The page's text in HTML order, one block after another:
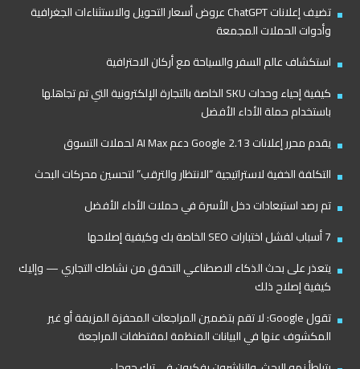
تضيف إعلانات ChatGPT عروض أسعار التحويل والاستثناءات الجغرافية
وأدوات الحملات المجمعة
استكشاف عالم السفر والسياحة مع أركان الاحترافية
كيفية إحياء وحدات SKU الخاصة بالتجارة الإلكترونية التي تم تجاهلها
باستخدام حملة الأداء الأفضل
يقدم محرر إعلانات Google 2.13 دعم AI Max لحملات التسوق
التكلفة الخفية لاستراتيجية “الانتظار والترقب” لتحسين محركات البحث
تم رصد استبعادات دخل الأسرة في حملات الأداء الأفضل
7 أسباب لفشل اختبارات SEO الخاصة بك وكيفية إصلاحها
يتعذر على بحث الذكاء الاصطناعي التحقق من نشاطك التجاري — وإليك
كيفية إصلاح ذلك
تقول Google: لا تقم بتضمين المراجعات المحفزة المزيفة أو غير
المكشوف عنها في البيانات المنظمة لمقتطفات المراجعة